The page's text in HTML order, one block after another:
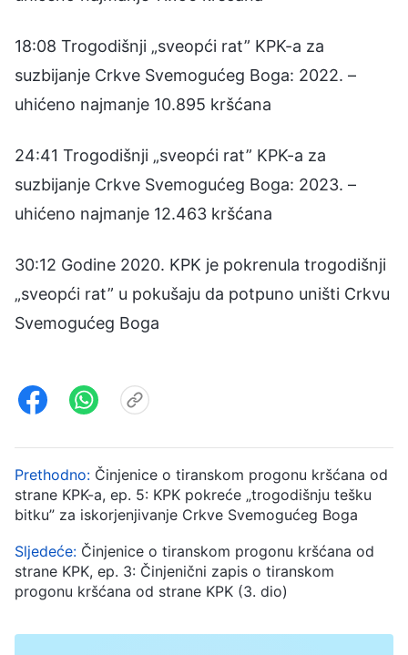
18:08 Trogodišnji „sveopći rat” KPK-a za
suzbijanje Crkve Svemogućeg Boga: 2022. –
uhićeno najmanje 10.895 kršćana
24:41 Trogodišnji „sveopći rat” KPK-a za
suzbijanje Crkve Svemogućeg Boga: 2023. –
uhićeno najmanje 12.463 kršćana
30:12 Godine 2020. KPK je pokrenula trogodišnji
„sveopći rat” u pokušaju da potpuno uništi Crkvu
Svemogućeg Boga
Prethodno: Činjenice o tiranskom progonu kršćana od
strane KPK-a, ep. 5: KPK pokreće „trogodišnju tešku
bitku” za iskorjenjivanje Crkve Svemogućeg Boga
Sljedeće: Činjenice o tiranskom progonu kršćana od
strane KPK, ep. 3: Činjenični zapis o tiranskom
progonu kršćana od strane KPK (3. dio)